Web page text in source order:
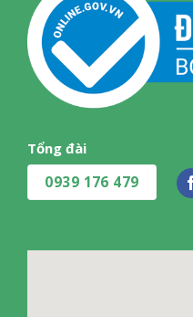
Công suất
400W
Xuất Xứ & Bảo Hành
Hãng Sản Xuất
Sản Xuất Tại
Trung Quốc
Tổng đài
0939 176 479